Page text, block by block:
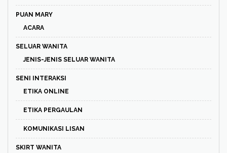
PUAN MARY
ACARA
SELUAR WANITA
JENIS-JENIS SELUAR WANITA
SENI INTERAKSI
ETIKA ONLINE
ETIKA PERGAULAN
KOMUNIKASI LISAN
SKIRT WANITA